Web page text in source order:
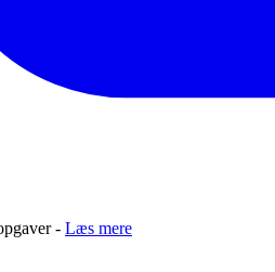
- Læs mere